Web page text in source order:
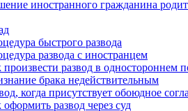
иностранного гражданина
быстрого развода
развода с иностранцем
произвести развод в одностороннем
брака недействительным
когда присутствует обоюдное
оформить развод через суд